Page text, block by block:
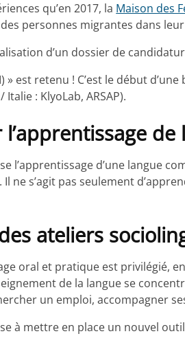
qu’en 2017, la Maison des
personnes migrantes dans leur
d’un dossier de
» est retenu ! C’est le début
Italie : KlyoLab, ARSAP).
de
l’apprentissage d’une langue
. Il ne s’agit pas seulement
ateliers
oral et pratique est
de la langue se
un emploi, accompagner
à mettre en place un nouvel